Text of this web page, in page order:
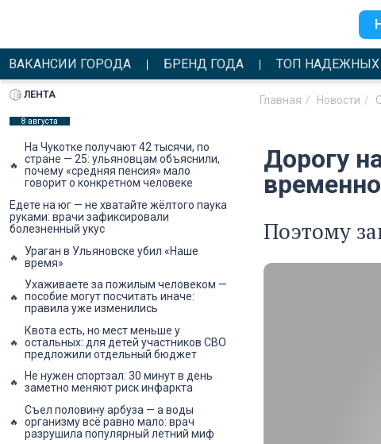
ВАКАНСИИ ГОРОДА БРЕНД ГОДА ТОП
Главная Новости
Дорогу
временно
Поэтому
ЛЕНТА
8 августа
На Чукотке получают 42 тысячи, по
стране — 25: ульяновцам объяснили,
почему «средняя пенсия» мало
говорит о конкретном человеке
Едете на юг — не хватайте жёлтого паука
руками: врачи зафиксировали
болезненный укус
Ураган в Ульяновске убил «Наше
время»
Ухаживаете за пожилым человеком —
пособие могут посчитать иначе:
правила уже изменились
Квота есть, но мест меньше у
остальных: для детей участников СВО
предложили отдельный бюджет
Не нужен спортзал: 30 минут в день
заметно меняют риск инфаркта
Съел половину арбуза — а воды
организму всё равно мало: врач
разрушила популярный летний миф